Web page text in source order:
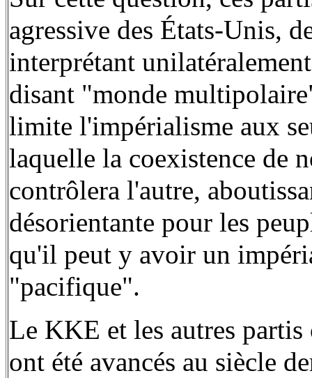
agressive des États-Unis,
interprétant
disant "monde
limite l'impérialisme aux
laquelle la coexistence de
contrôlera l'autre,
désorientante pour les
qu'il peut y avoir un
"pacifique".
Le KKE et les autres
ont été avancés au siècle